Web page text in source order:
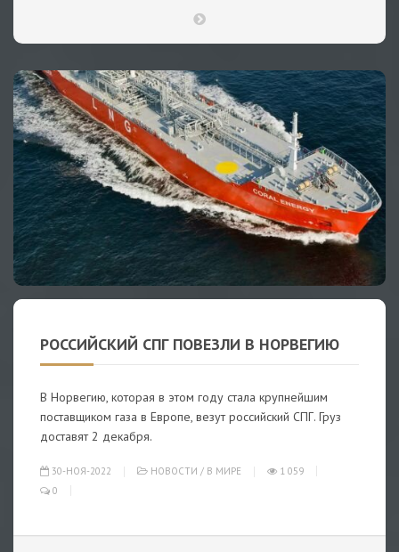
РОССИЙСКИЙ СПГ ПОВЕЗЛИ В НОРВЕГИЮ
В Норвегию, которая в этом году стала крупнейшим
поставщиком газа в Европе, везут российский СПГ. Груз
доставят 2 декабря.
30-НОЯ-2022 НОВОСТИ / В МИРЕ
1 059
0